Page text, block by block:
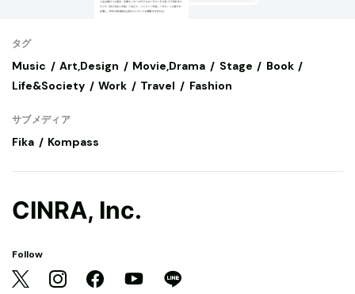
タグ
Music Art,Design Movie,Drama Stage
Book
Life&Society
Work Travel Fashion
サブメディア
Fika Kompass
CINRA, Inc.
Follow